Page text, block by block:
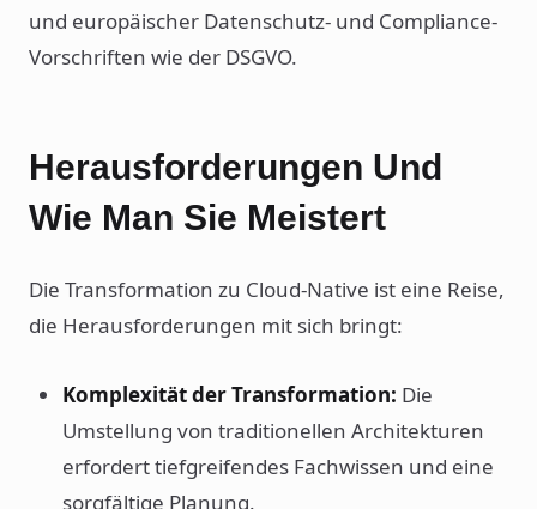
und europäischer Datenschutz- und Compliance-
Vorschriften wie der DSGVO.
Herausforderungen Und
Wie Man Sie Meistert
Die Transformation zu Cloud-Native ist eine Reise,
die Herausforderungen mit sich bringt:
Komplexität der Transformation: Die
Umstellung von traditionellen Architekturen
erfordert tiefgreifendes Fachwissen und eine
sorgfältige Planung.